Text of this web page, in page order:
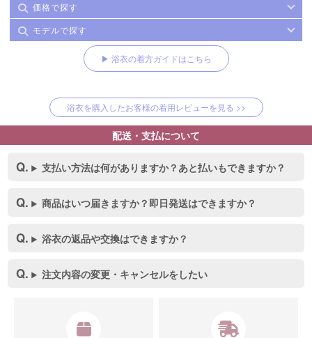
価格で探す
モデルで探す
▶ 浴衣の着方ガイドはこちら
浴衣を購入したお客様の着用レビューを見る >>
配送・支払について
支払い方法は何がありますか？あと払いもできますか？
商品はいつ届きますか？即日発送はできますか？
浴衣の返品や交換はできますか？
注文内容の変更・キャンセルをしたい